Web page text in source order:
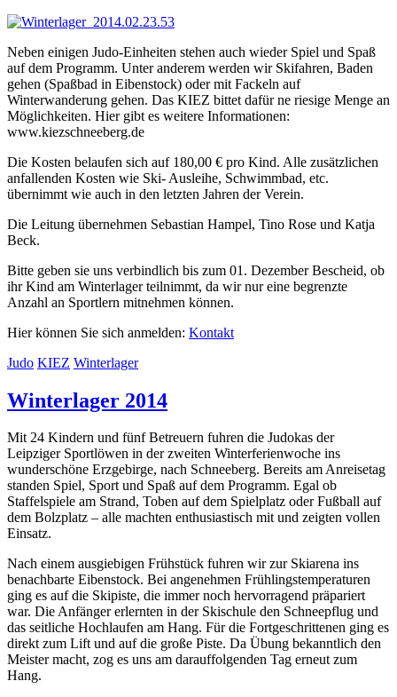
Neben einigen Judo-Einheiten stehen auch wieder Spiel und Spaß
auf dem Programm. Unter anderem werden wir Skifahren, Baden
gehen (Spaßbad in Eibenstock) oder mit Fackeln auf
Winterwanderung gehen. Das KIEZ bittet dafür ne riesige Menge an
Möglichkeiten. Hier gibt es weitere Informationen:
www.kiezschneeberg.de
Die Kosten belaufen sich auf 180,00 € pro Kind. Alle zusätzlichen
anfallenden Kosten wie Ski- Ausleihe, Schwimmbad, etc.
übernimmt wie auch in den letzten Jahren der Verein.
Die Leitung übernehmen Sebastian Hampel, Tino Rose und Katja
Beck.
Bitte geben sie uns verbindlich bis zum 01. Dezember Bescheid, ob
ihr Kind am Winterlager teilnimmt, da wir nur eine begrenzte
Anzahl an Sportlern mitnehmen können.
Hier können Sie sich anmelden: Kontakt
Judo KIEZ Winterlager
Winterlager 2014
Mit 24 Kindern und fünf Betreuern fuhren die Judokas der
Leipziger Sportlöwen in der zweiten Winterferienwoche ins
wunderschöne Erzgebirge, nach Schneeberg. Bereits am Anreisetag
standen Spiel, Sport und Spaß auf dem Programm. Egal ob
Staffelspiele am Strand, Toben auf dem Spielplatz oder Fußball auf
dem Bolzplatz – alle machten enthusiastisch mit und zeigten vollen
Einsatz.
Nach einem ausgiebigen Frühstück fuhren wir zur Skiarena ins
benachbarte Eibenstock. Bei angenehmen Frühlingstemperaturen
ging es auf die Skipiste, die immer noch hervorragend präpariert
war. Die Anfänger erlernten in der Skischule den Schneepflug und
das seitliche Hochlaufen am Hang. Für die Fortgeschrittenen ging es
direkt zum Lift und auf die große Piste. Da Übung bekanntlich den
Meister macht, zog es uns am darauffolgenden Tag erneut zum
Hang.